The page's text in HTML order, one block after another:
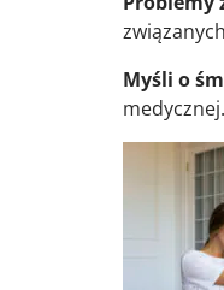
Myśli o
medycznej.